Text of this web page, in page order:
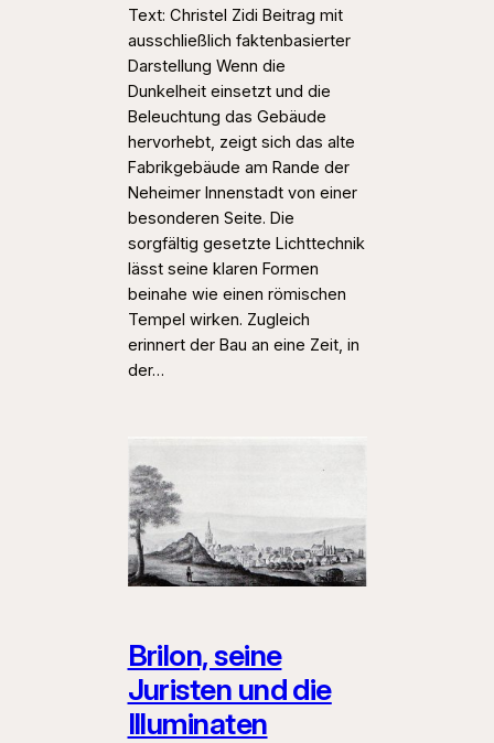
Text: Christel Zidi Beitrag mit
ausschließlich faktenbasierter
Darstellung Wenn die
Dunkelheit einsetzt und die
Beleuchtung das Gebäude
hervorhebt, zeigt sich das alte
Fabrikgebäude am Rande der
Neheimer Innenstadt von einer
besonderen Seite. Die
sorgfältig gesetzte Lichttechnik
lässt seine klaren Formen
beinahe wie einen römischen
Tempel wirken. Zugleich
erinnert der Bau an eine Zeit, in
der…
Brilon, seine
Juristen und die
Illuminaten